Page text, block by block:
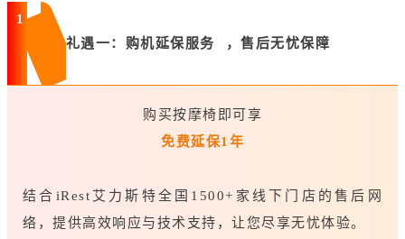
1
礼遇一：购机延保服务 ，售后无忧保障
购买按摩椅即可享
免费延保1年
结合iRest艾力斯特全国1500+家线下门店的售后网
络，提供高效响应与技术支持，让您尽享无忧体验。